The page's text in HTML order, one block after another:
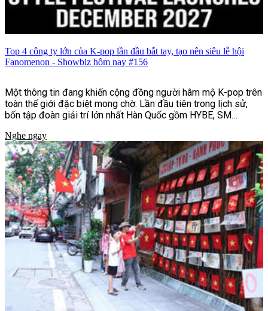
Top 4 công ty lớn của K-pop lần đầu bắt tay, tạo nên siêu lễ hội
Fanomenon - Showbiz hôm nay #156
Một thông tin đang khiến cộng đồng người hâm mộ K-pop trên
toàn thế giới đặc biệt mong chờ. Lần đầu tiên trong lịch sử,
bốn tập đoàn giải trí lớn nhất Hàn Quốc gồm HYBE, SM
cùng bắt tay tổ chức lễ hội âm nhạc và văn hóa quy mô quốc tế
mang tên Fanomenon.
Nghe ngay